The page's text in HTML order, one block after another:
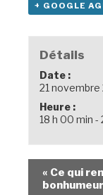
+ GOOGLE
Détails
Date :
21 novembre
Heure :
18 h 00 min -
« Ce qui
bonhumeur